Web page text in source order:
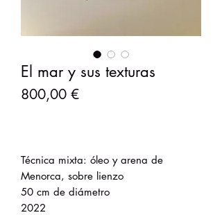
El mar y sus texturas
800,00 €Precio
Técnica mixta: óleo y arena de
Menorca, sobre lienzo
50 cm de diámetro
2022